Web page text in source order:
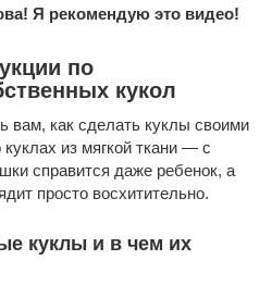
Я рекомендую это видео!
по
кукол
вам, как сделать куклы своими
из мягкой ткани — с
справится даже ребенок, а
просто восхитительно.
куклы и в чем их